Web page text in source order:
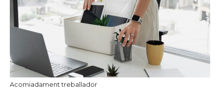
Acomiadament treballador